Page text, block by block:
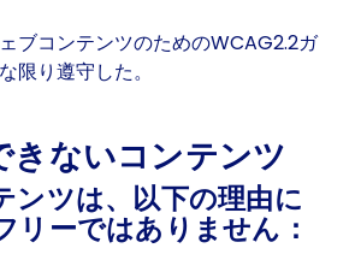
ブコンテンツのためのWCAG2.2ガ
限り遵守した。
きないコンテンツ
ンツは、以下の理由に
リーではありません：